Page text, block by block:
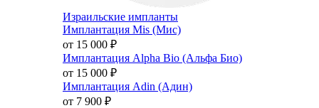
Израильские импланты
Имплантация Mis (Мис)
от 15 000 ₽
Имплантация Alpha Bio (Альфа Био)
от 15 000 ₽
Имплантация Adin (Адин)
от 7 900 ₽